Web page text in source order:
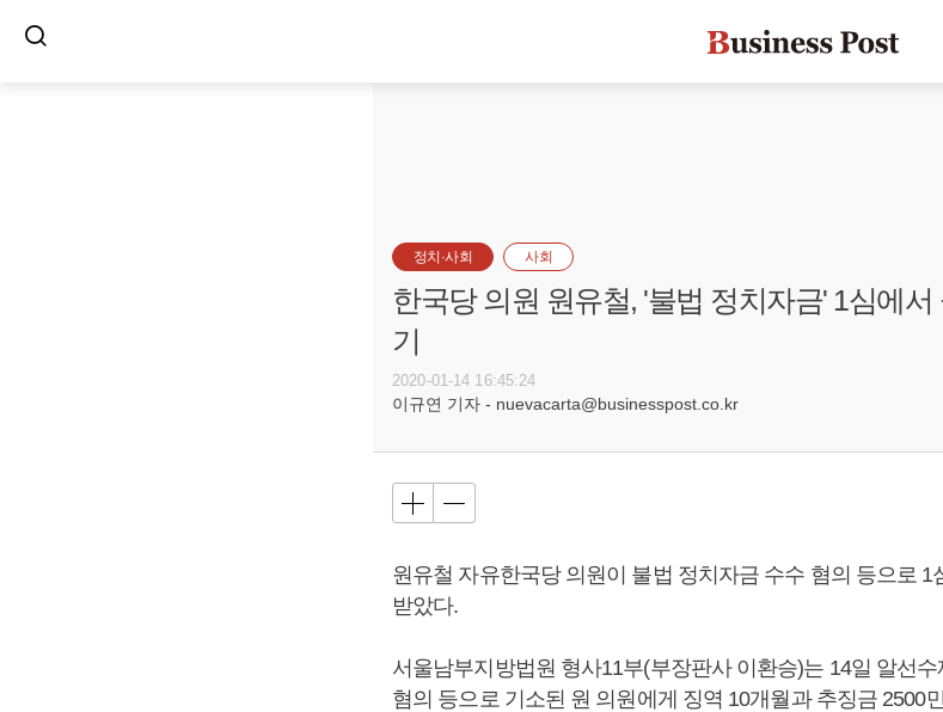
정치·사회 사회
한국당 의원 원유철, '불법 정치자금' 1심에
기
2020-01-14 16:45:24
이규연 기자 - nuevacarta@businesspost.co.kr
원유철 자유한국당 의원이 불법 정치자금 수수 혐의 등으로
받았다.
서울남부지방법원 형사11부(부장판사 이환승)는 14일 알선
혐의 등으로 기소된 원 의원에게 징역 10개월과 추징금 2500